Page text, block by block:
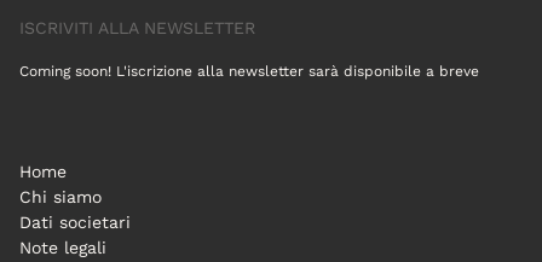
ISCRIVITI ALLA NEWSLETTER
Coming soon! L'iscrizione alla newsletter sarà disponibile a breve
Home
Chi siamo
Dati societari
Note legali